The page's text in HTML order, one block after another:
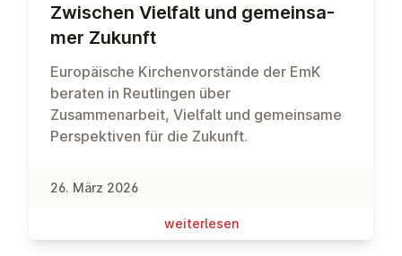
Zwischen Vielfalt und ge­mein­sa­
mer Zukunft
Europäische Kirchenvorstände der EmK
beraten in Reutlingen über
Zusammenarbeit, Vielfalt und gemeinsame
Perspektiven für die Zukunft.
26. März 2026
wei­ter­le­sen